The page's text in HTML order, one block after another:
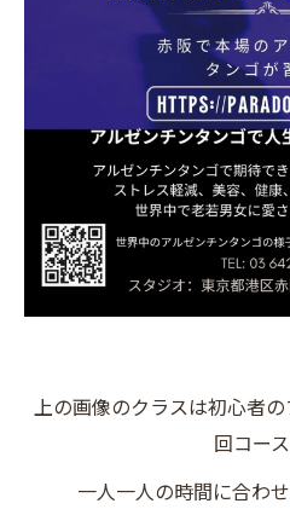
上の画像のクラスは初心者
回コー
一人一人の時間に合わ